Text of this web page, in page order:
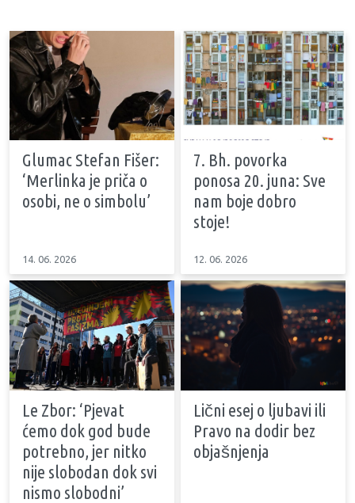
Glumac Stefan Fišer:
‘Merlinka je priča o
osobi, ne o simbolu’
14. 06. 2026
7. Bh. povorka
ponosa 20. juna: Sve
nam boje dobro
stoje!
12. 06. 2026
Le Zbor: ‘Pjevat
ćemo dok god bude
potrebno, jer nitko
nije slobodan dok svi
nismo slobodni’
Lični esej o ljubavi ili
Pravo na dodir bez
objašnjenja